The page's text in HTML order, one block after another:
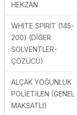
HEKZAN
WHITE SPIRIT (145-
200) (DİĞER
SOLVENTLER-
ÇÖZÜCÜ)
ALÇAK YOĞUNLUK
POLİETİLEN (GENEL
MAKSATLI)